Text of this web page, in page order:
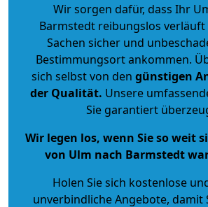
Wir sorgen dafür, dass Ihr
Barmstedt reibungslos
Sachen sicher und
Bestimmungsort ankommen.
sich selbst von den günstigen
der Qualität. Unsere
Sie garantiert
Wir legen los, wenn Sie so weit
von Ulm nach Barmstedt
Holen Sie sich kostenlose
unverbindliche Angebote, damit